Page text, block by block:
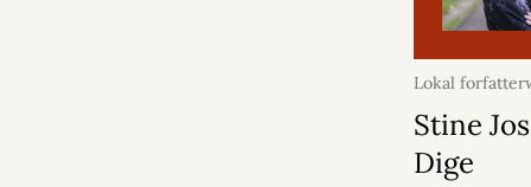
Lokal
februar 2026
Stine
Dige